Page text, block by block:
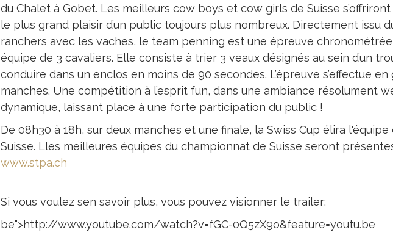
du Chalet à Gobet. Les meilleurs cow boys et cow girls de Suisse
le plus grand plaisir d’un public toujours plus nombreux. Directement issu
ranchers avec les vaches, le team penning est une épreuve
équipe de 3 cavaliers. Elle consiste à trier 3 veaux désignés au sein d’un
conduire dans un enclos en moins de 90 secondes. L’épreuve s’effectue
manches. Une compétition à l’esprit fun, dans une ambiance résolument
dynamique, laissant place à une forte participation du public !
De 08h30 à 18h, sur deux manches et une finale, la Swiss Cup élira
Suisse. Lles meilleures équipes du championnat de Suisse seront
www.stpa.ch
Si vous voulez sen savoir plus, vous pouvez visionner le trailer:
be">http://www.youtube.com/watch?v=fGC-0Q5zX9o&feature=youtu.be